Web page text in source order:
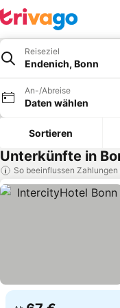
Reiseziel
Endenich, Bonn
An-/Abreise
Daten wählen
Sortieren
Unterkünfte in
So beeinflussen